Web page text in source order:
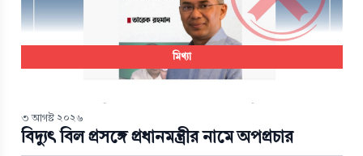
মিথ্যা
৩ আগস্ট ২০২৬
বিদ্যুৎ বিল প্রসঙ্গে প্রধানমন্ত্রীর নামে অপপ্রচার